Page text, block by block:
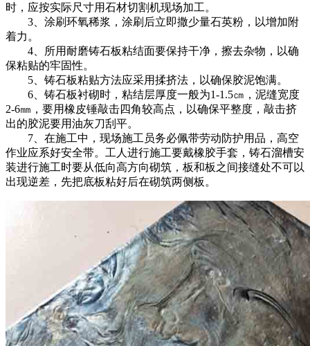
时，应按实际尺寸用石材切割机现场加工。
3、涂刷环氧稀浆，涂刷后立即撒少量石英粉，以增加附
着力。
4、所用耐磨铸石板粘结面要保持干净，擦去杂物，以确
保粘贴的牢固性。
5、铸石板粘贴方法应采用揉挤法，以确保胶泥饱满。
6、铸石板衬砌时，粘结层厚度一般为1-1.5㎝，泥缝宽度
2-6㎜，要用橡皮锤敲击四角较高点，以确保平整度，敲击挤
出的胶泥要用油灰刀刮平。
7、在施工中，现场施工员务必佩带劳动防护用品，高空
作业应系好安全带。工人进行施工要戴橡胶手套，铸石溜槽安
装进行施工时要从低向高方向砌筑，板和板之间接缝处不可以
出现逆差，先把底板粘好后在砌筑两侧板。